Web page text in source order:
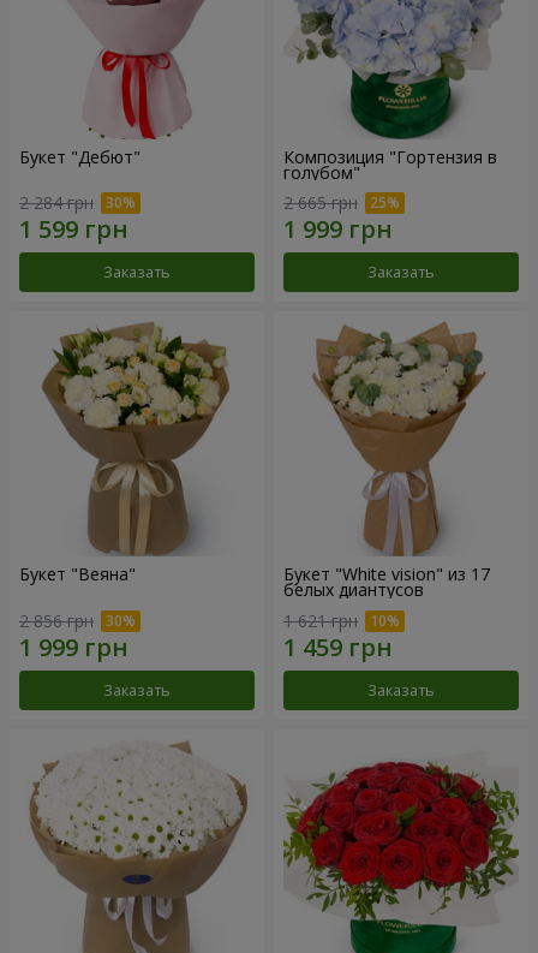
Букет "Дебют"
2 284 грн
Заказать
Композиция "Гортензия в
голубом"
2 665 грн
Заказать
Букет "Веяна"
2 856 грн
Заказать
Букет "White vision" из 17
белых диантусов
1 621 грн
Заказать